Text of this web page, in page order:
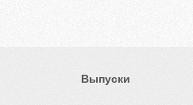
Выпуски